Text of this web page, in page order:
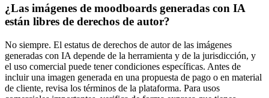
¿Las imágenes de moodboards generadas con IA
están libres de derechos de autor?
No siempre. El estatus de derechos de autor de las imágenes
generadas con IA depende de la herramienta y de la jurisdicción, y
el uso comercial puede tener condiciones específicas. Antes de
incluir una imagen generada en una propuesta de pago o en material
de cliente, revisa los términos de la plataforma. Para usos